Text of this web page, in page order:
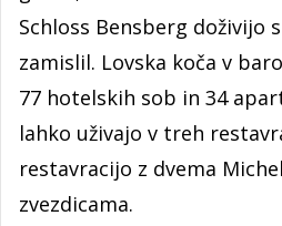
Schloss Bensberg doživijo
zamislil. Lovska koča v
77 hotelskih sob in 34
lahko uživajo v treh
restavracijo z dvema
zvezdicama.